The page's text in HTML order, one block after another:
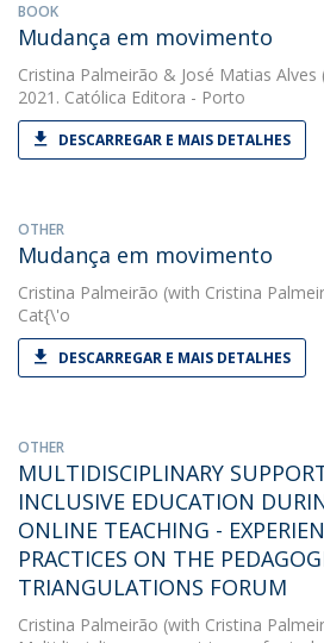
BOOK
Mudança em movimento
Cristina Palmeirão & José Matias Alves
2021. Católica Editora - Porto
DESCARREGAR E MAIS DETALHES
OTHER
Mudança em movimento
Cristina Palmeirão (with Cristina
Cat{\'o
DESCARREGAR E MAIS DETALHES
OTHER
MULTIDISCIPLINARY
INCLUSIVE EDUCATION
ONLINE TEACHING -
PRACTICES ON THE
TRIANGULATIONS FORUM
Cristina Palmeirão (with Cristina